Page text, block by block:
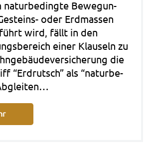
natur­be­ding­te Bewe­gun­
oder Erd­mas­sen
wird, fällt in den
einer Klau­seln zu
die
“Erd­rutsch” als “natur­be­